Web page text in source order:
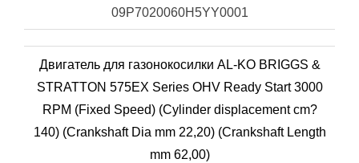
09P7020060H5YY0001
Двигатель для газонокосилки AL-KO BRIGGS &
STRATTON 575EX Series OHV Ready Start 3000
RPM (Fixed Speed) (Cylinder displacement cm?
140) (Crankshaft Dia mm 22,20) (Crankshaft Length
mm 62,00)